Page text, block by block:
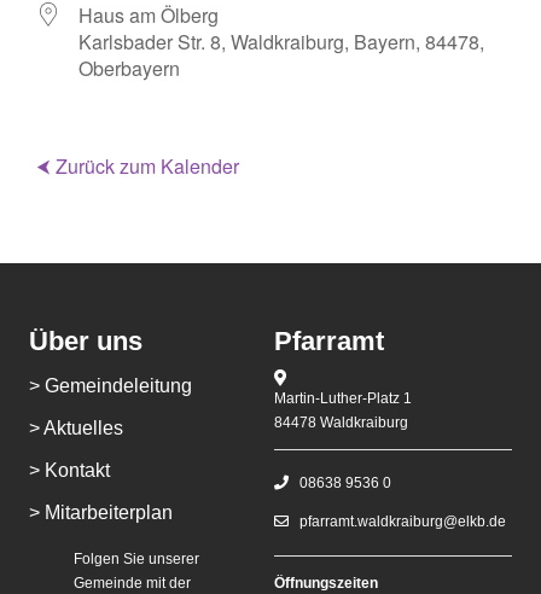
Haus am Ölberg
Karlsbader Str. 8, Waldkraiburg, Bayern, 84478,
Oberbayern
⮜ Zurück zum Kalender
Über uns
> Gemeindeleitung
> Aktuelles
> Kontakt
> Mitarbeiterplan
Folgen Sie unserer
Gemeinde mit der
Pfarramt
Martin-Luther-Platz 1
84478 Waldkraiburg
08638 9536 0
pfarramt.waldkraiburg@elkb.de
Öffnungszeiten